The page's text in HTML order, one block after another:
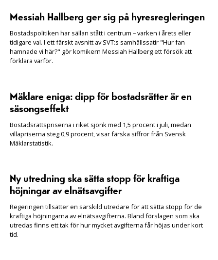
Messiah Hallberg ger sig på hyresregleringen
Bostadspolitiken har sällan stått i centrum – varken i årets eller
tidigare val. I ett färskt avsnitt av SVT:s samhällssatir "Hur fan
hamnade vi här?" gör komikern Messiah Hallberg ett försök att
förklara varför.
Mäklare eniga: dipp för bostadsrätter är en
säsongseffekt
Bostadsrättspriserna i riket sjönk med 1,5 procent i juli, medan
villapriserna steg 0,9 procent, visar färska siffror från Svensk
Mäklarstatistik.
Ny utredning ska sätta stopp för kraftiga
höjningar av elnätsavgifter
Regeringen tillsätter en särskild utredare för att sätta stopp för de
kraftiga höjningarna av elnätsavgifterna. Bland förslagen som ska
utredas finns ett tak för hur mycket avgifterna får höjas under kort
tid.